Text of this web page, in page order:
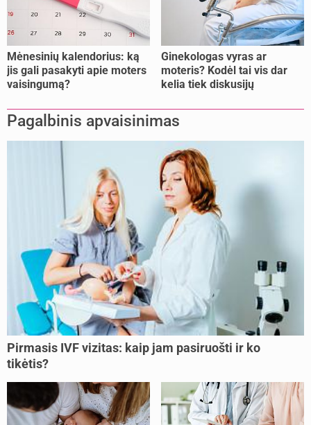
Mėnesinių kalendorius: ką
jis gali pasakyti apie moters
vaisingumą?
Ginekologas vyras ar
moteris? Kodėl tai vis dar
kelia tiek diskusijų
Pagalbinis apvaisinimas
Pirmasis IVF vizitas: kaip jam pasiruošti ir ko
tikėtis?